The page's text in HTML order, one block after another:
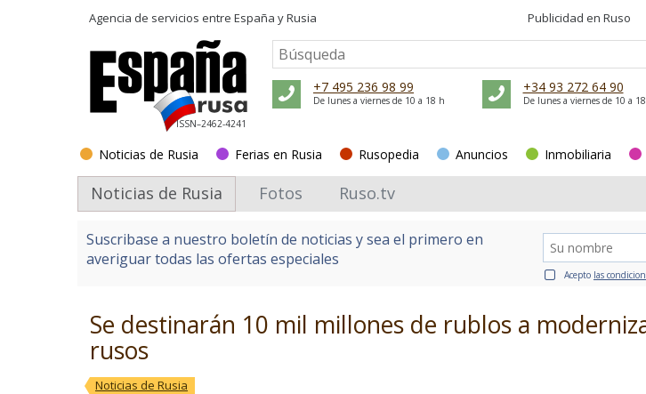
Agencia de servicios entre España y Rusia Publicidad en Ruso
ISSN–2462-4241
+7 495 236 98 99
De lunes a viernes de 10 a 18 h
+34 93 272 64 90
De lunes a viernes de 10 a
Noticias de Rusia Ferias en Rusia Rusopedia Anuncios Inmobiliaria
Noticias de Rusia Fotos Ruso.tv
Suscribase a nuestro boletín de noticias y sea el primero en
averiguar todas las ofertas especiales
Acepto las
Se destinarán 10 mil millones de rublos a
rusos
Noticias de Rusia